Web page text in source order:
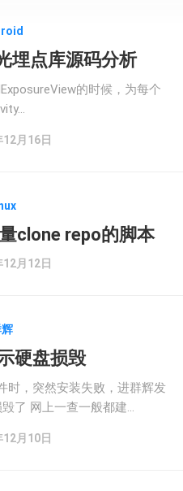
埋点库源码分析
的时候，为每个
月16日
clone repo的脚本
月12日
硬盘损毁
时，突然安装失败，进群辉发
了 网上一查一般都建...
月10日